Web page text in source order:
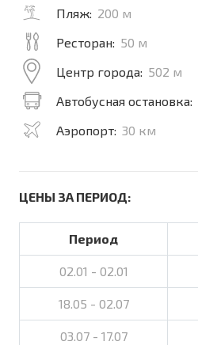
Пляж: 200 м
Ресторан: 50 м
Центр города: 502 м
Автобусная остановка:
Аэропорт: 30 км
ЦЕНЫ ЗА ПЕРИОД:
Период
02.01 - 02.01
18.05 - 02.07
03.07 - 17.07